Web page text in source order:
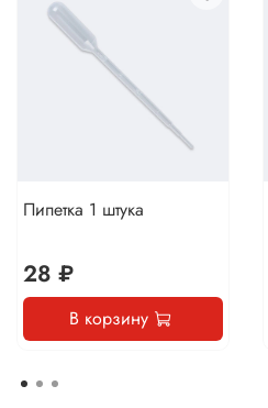
Пипетка 1 штука
28 ₽
В корзину